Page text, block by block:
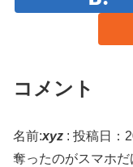
コメント
名前:xyz : 投稿日：
奪ったのがスマホ